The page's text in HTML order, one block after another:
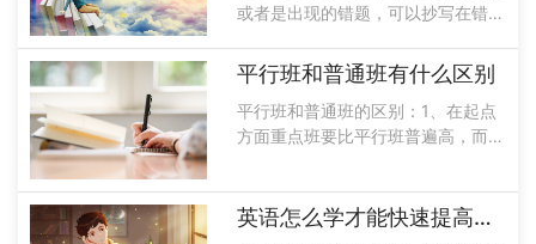
或者是出现的错题，可以抄写在错题
题目，做错的题目，可以写一些重要
的句子公式，或者是定理一些相关知
识点，可以把它当做笔记本，也可以
写个人的......
平行班和普通班有什么区别
平行班和普通班的区别：1、在起点
方面重点班要比平行班普遍高，而且
从课堂的教学内容以及深度和广度上
英语怎么学才能快速提高成绩